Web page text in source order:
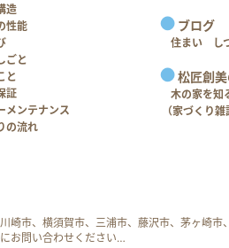
造
性能
ごと
と
証
メンテナンス
の流れ
ブログ
住まい し
松匠創
木の家を知
（家づくり雑
市、横須賀市、三浦市、藤沢市、茅ヶ崎市
お問い合わせください…